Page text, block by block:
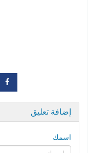
إضافة تعليق
اسمك